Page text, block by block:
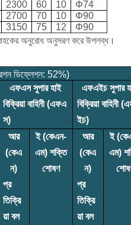
2300 60 10
Φ74
2700 70 10
Φ90
3150 75 12
Φ90
অনুরোধ অনুসরণ করে উপলব্ধ।
ডিফ্লেশন: 52%)
এফএস সুপার হাই
বিক্রিয়া বাহিনী (এফএ
স)
এফএইচ সুপার
বিক্রিয়া বাহিনী
ইচ)
আর
(কেএ
ন)
প্র
তিক্রি
য়া বল
ই (কেএন-
এম) শক্তি
শোষণ
আর
(কেএ
ন)
প্র
তিক্রি
য়া বল
ই
এম)